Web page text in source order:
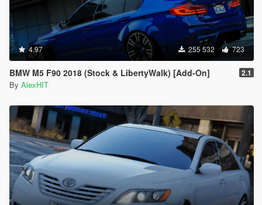
4.97 255 532 723
BMW M5 F90 2018 (Stock & LibertyWalk) [Add-On] 2.1
By AlexHIT